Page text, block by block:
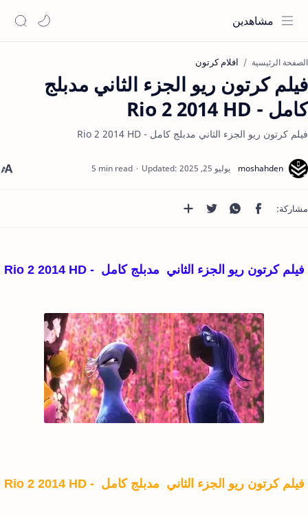
مشاهدين
الصفحة الرئيسية افلام كرتون
فيلم كرتون ريو الجزء الثاني مدبلج
كامل - Rio 2 2014 HD
فيلم كرتون ريو الجزء الثاني مدبلج كامل - Rio 2 2014 HD
5 min read
فيلم كرتون ريو الجزء الثاني مدبلج كامل - Rio 2 2014 HD
فيلم كرتون ريو الجزء الثاني مدبلج كامل - Rio 2 2014 HD